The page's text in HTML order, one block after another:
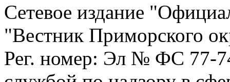
Сетевое издание
"Вестник Приморского
Рег. номер: Эл № ФС 77-